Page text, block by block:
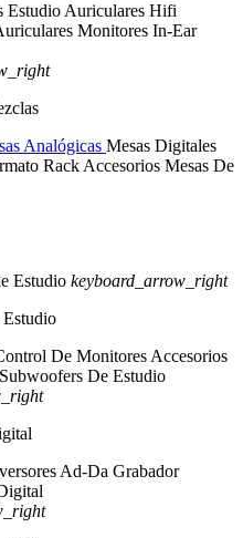
Estudio Auriculares Hifi
Monitores In-Ear
Analógicas Mesas Digitales
Rack Accesorios Mesas De
Estudio keyboard_arrow_right
De Monitores Accesorios
Subwoofers De Estudio
Ad-Da Grabador